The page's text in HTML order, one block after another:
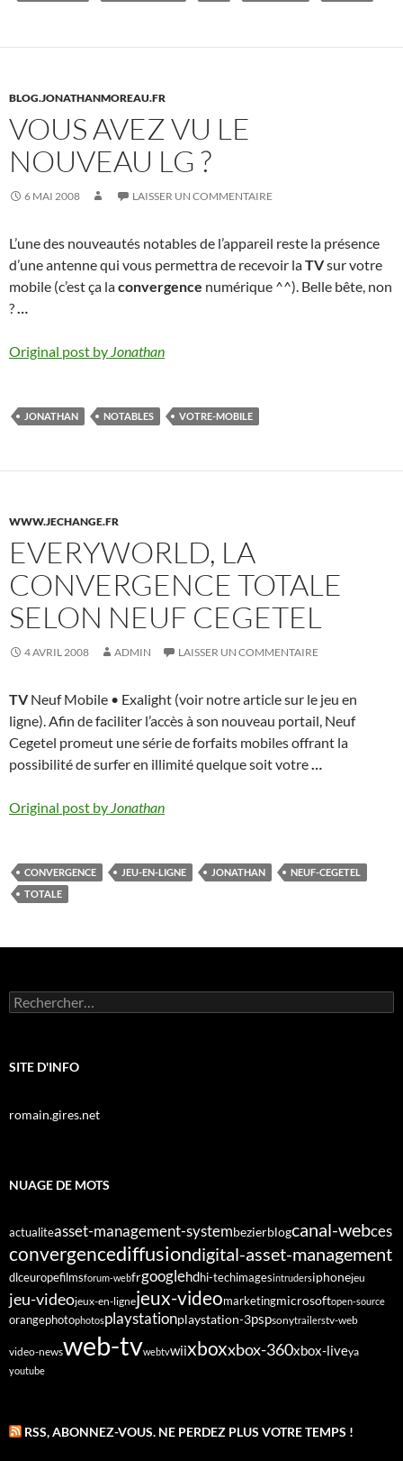
BLOG.JONATHANMOREAU.FR
VOUS AVEZ VU LE
NOUVEAU LG ?
6 MAI 2008 LAISSER UN COMMENTAIRE
L’une des nouveautés notables de l’appareil reste la présence
d’une antenne qui vous permettra de recevoir laTVsur votre
mobile (c’est ça laconvergence numérique ^^). Belle bête, non
?…
Original post by Jonathan
JONATHAN NOTABLES VOTRE-MOBILE
WWW.JECHANGE.FR
EVERYWORLD, LA
CONVERGENCE TOTALE
SELON NEUF CEGETEL
4 AVRIL 2008 ADMIN LAISSER UN COMMENTAIRE
TVNeuf Mobile • Exalight (voir notre article sur le jeu en
ligne). Afin de faciliter l’accès à son nouveau portail, Neuf
Cegetel promeut une série de forfaits mobiles offrant la
possibilité de surfer en illimité quelque soit votre…
Original post by Jonathan
CONVERGENCE JEU-EN-LIGNE JONATHAN
NEUF-CEGETEL
TOTALE
Rechercher :
SITE D'INFO
romain.gires.net
NUAGE DE MOTS
actualiteasset-management-systembezierblogcanal-webces
convergencediffusiondigital-asset-management
dlceuropefilmsforum-webfrgooglehdhi-techimagesintrudersiphonejeu
jeu-videojeux-en-lignejeux-videomarketingmicrosoftopen-source
orangephotophotosplaystationplaystation-3pspsonytrailerstv-web
video-newsweb-tvwebtvwiixboxxbox-360xbox-liveya
youtube
RSS, ABONNEZ-VOUS. NE PERDEZ PLUS VOTRE TEMPS !